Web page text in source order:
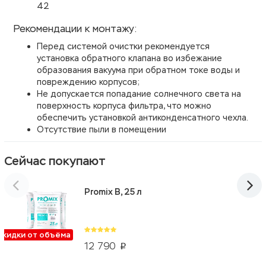
42
Рекомендации к монтажу:
Перед системой очистки рекомендуется
установка обратного клапана во избежание
образования вакуума при обратном токе воды и
повреждению корпусов;
Не допускается попадание солнечного света на
поверхность корпуса фильтра, что можно
обеспечить установкой антиконденсатного чехла.
Отсутствие пыли в помещении
Сейчас покупают
от объёма
12 790 p
Promix B, 25 л